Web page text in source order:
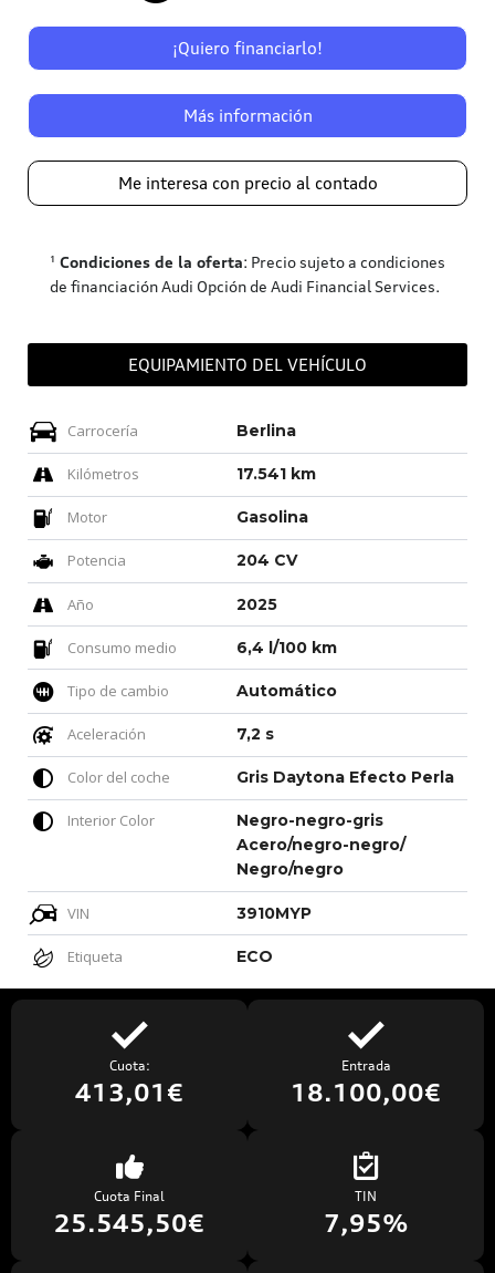
¡Quiero financiarlo!
Más información
Me interesa con precio al contado
¹ Condiciones de la oferta: Precio sujeto a condiciones
de financiación Audi Opción de Audi Financial Services.
EQUIPAMIENTO DEL VEHÍCULO
Carrocería Berlina
Kilómetros 17.541 km
Motor Gasolina
Potencia 204 CV
Año 2025
Consumo medio 6,4 l/100 km
Tipo de cambio Automático
Aceleración 7,2 s
Color del coche Gris Daytona Efecto Perla
Interior Color
Negro-negro-gris
Acero/negro-negro/
Negro/negro
VIN 3910MYP
Etiqueta ECO
Cuota:
413,01€
Entrada
18.100,00€
Cuota Final
25.545,50€
TIN
7,95%